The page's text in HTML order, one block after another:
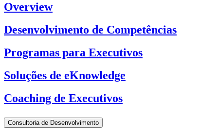
Overview
Desenvolvimento de Competências
Programas para Executivos
Soluções de eKnowledge
Coaching de Executivos
Consultoria de Desenvolvimento